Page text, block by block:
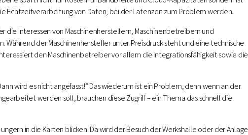
Echtzeitverarbeitung von Daten, bei der Latenzen zum Problem werden.
die Interessen von Maschinenherstellern, Maschinenbetreibern und
Während der Maschinenhersteller unter Preisdruck steht und eine technische
den Maschinenbetreiber vor allem die Integrationsfähigkeit sowie die
wird es nicht angefasst!” Das wiederum ist ein Problem, denn wenn an der
werden soll, brauchen diese Zugriff – ein Thema das schnell die
in die Karten blicken. Da wird der Besuch der Werkshalle oder der Anlage